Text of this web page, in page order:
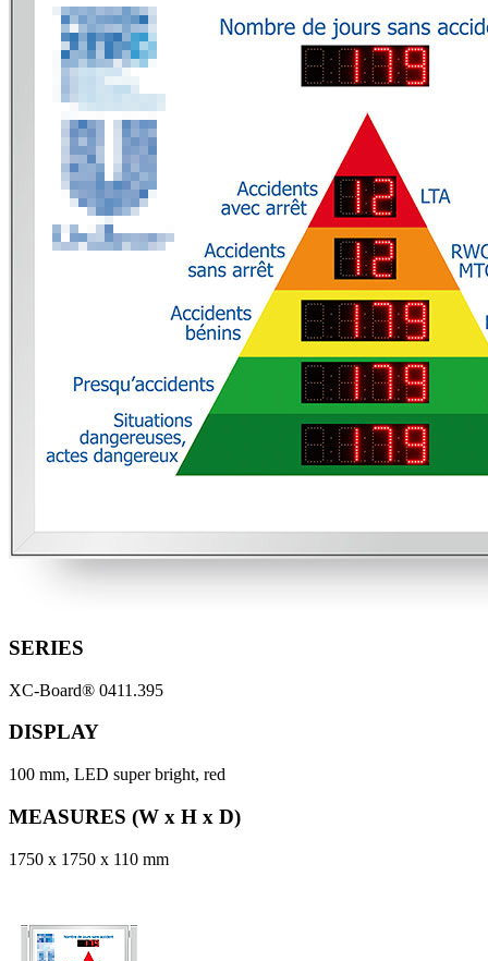
SERIES
XC-Board® 0411.395
DISPLAY
100 mm, LED super bright, red
MEASURES (W x H x D)
1750 x 1750 x 110 mm